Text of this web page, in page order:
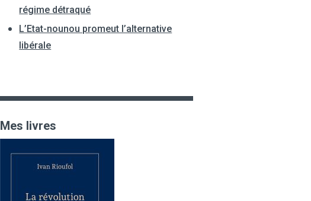
régime détraqué
L’Etat-nounou promeut l’alternative
libérale
Mes livres